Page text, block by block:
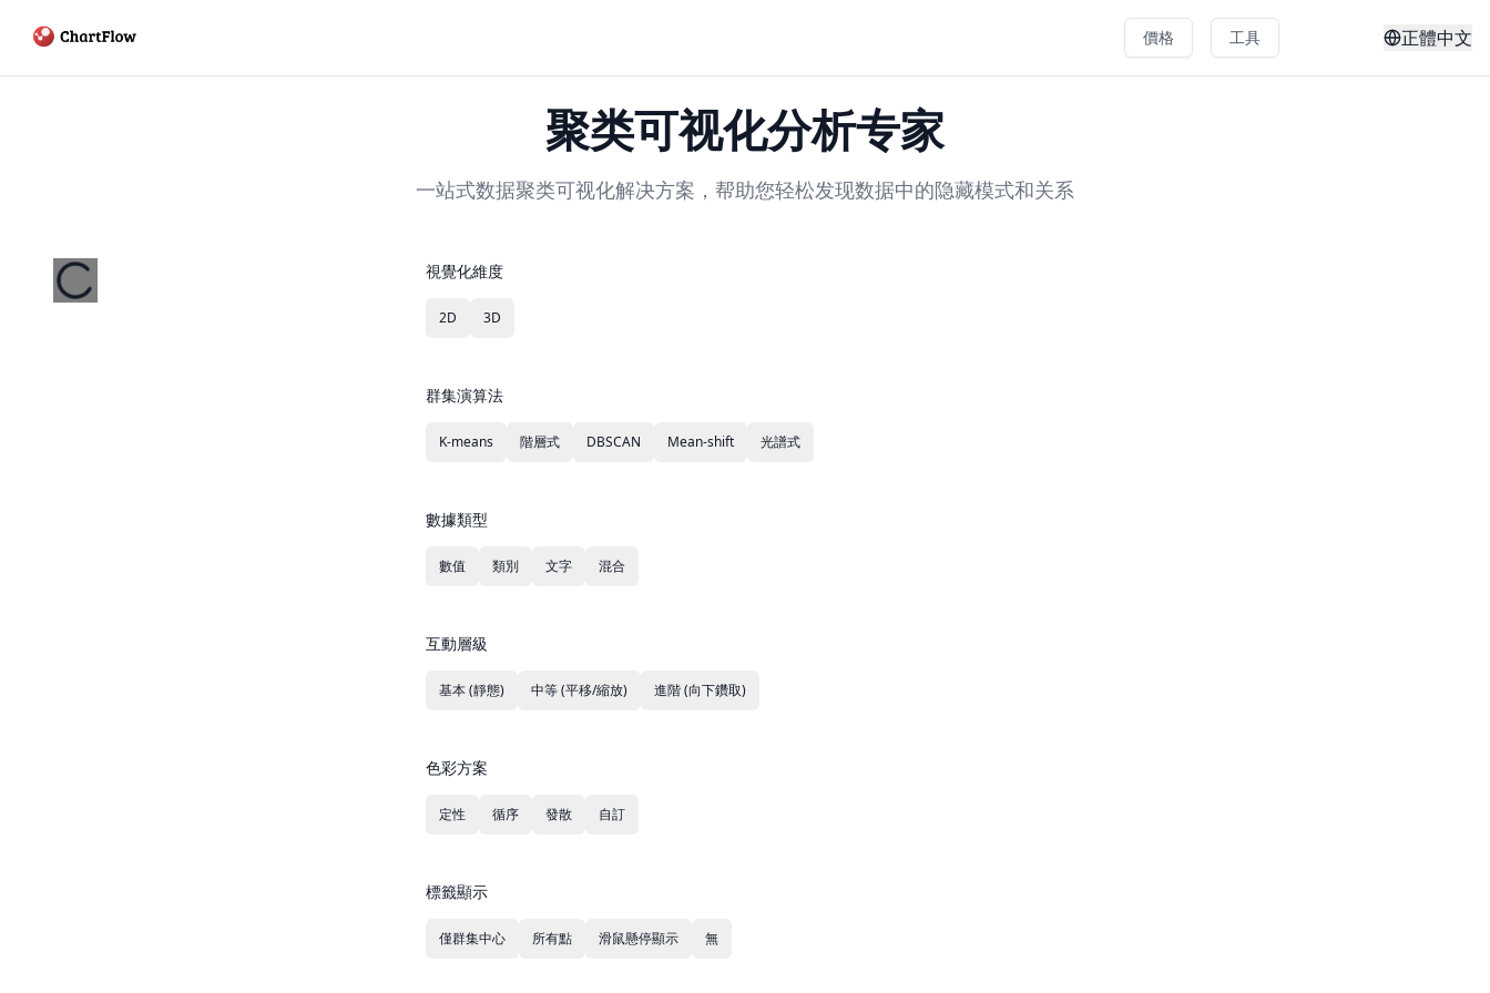
價格 工具 正體中文
聚类可视化分析专家
一站式数据聚类可视化解决方案，帮助您轻松发现数据中的隐藏模式和关系
視覺化維度
2D 3D
群集演算法
K-means 階層式 DBSCAN Mean-shift 光譜式
數據類型
數值 類別 文字 混合
互動層級
基本 (靜態) 中等 (平移/縮放) 進階 (向下鑽取)
色彩方案
定性 循序 發散 自訂
標籤顯示
僅群集中心 所有點 滑鼠懸停顯示 無